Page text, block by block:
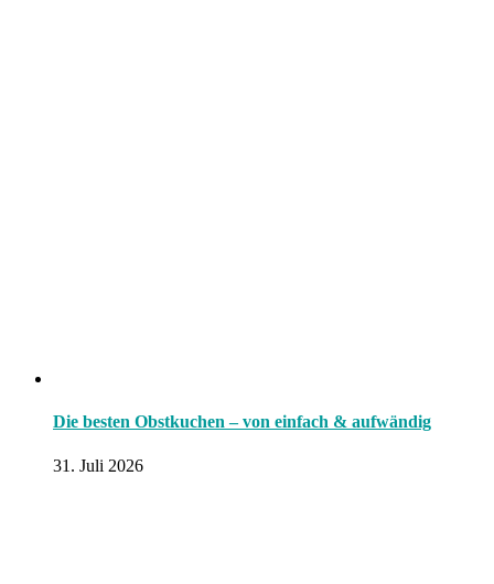
Die besten Obstkuchen – von einfach & aufwändig
31. Juli 2026